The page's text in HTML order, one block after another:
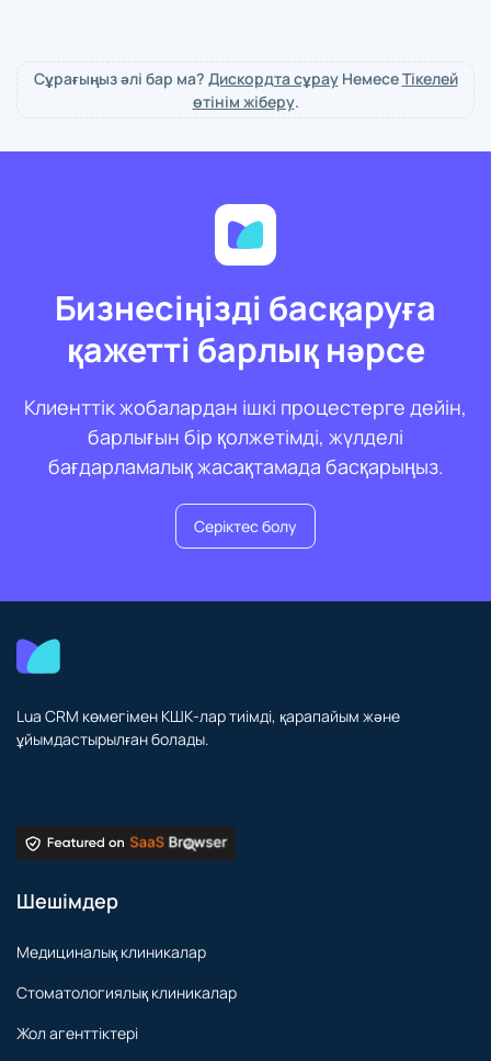
Сұрағыңыз әлі бар ма? Дискордта сұрауНемесеТікелей
өтінім жіберу.
Бизнесіңізді басқаруға
қажетті барлық нәрсе
Клиенттік жобалардан ішкі процестерге дейін,
барлығын бір қолжетімді, жүлделі
бағдарламалық жасақтамада басқарыңыз.
Серіктес болу
Lua CRM көмегімен КШК-лар тиімді, қарапайым және
ұйымдастырылған болады.
Шешімдер
Медициналық клиникалар
Стоматологиялық клиникалар
Жол агенттіктері